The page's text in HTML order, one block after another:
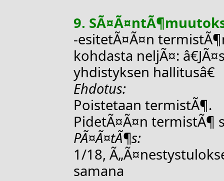
9.
-esitetÃ¤Ã¤n
kohdasta neljÃ¤:
yhdistyksen hallitusâ€
Ehdotus:
Poistetaan termistÃ¶.
PidetÃ¤Ã¤n termistÃ¶
PÃ¤Ã¤tÃ¶s:
1/18,
samana